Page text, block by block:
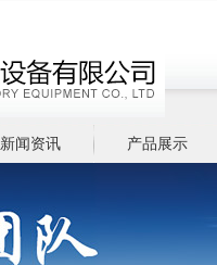
新闻资讯 产品展示